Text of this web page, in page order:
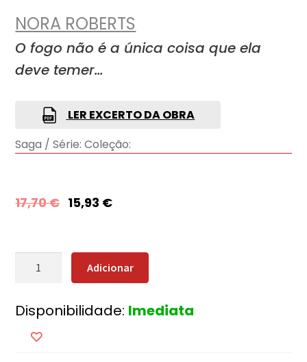
NORA ROBERTS
O fogo não é a única coisa que ela
deve temer…
LER EXCERTO DA OBRA
Saga / Série: Coleção:
17,70€ 15,93 €
Quantidade
em
Chamas
Adicionar
Disponibilidade: Imediata